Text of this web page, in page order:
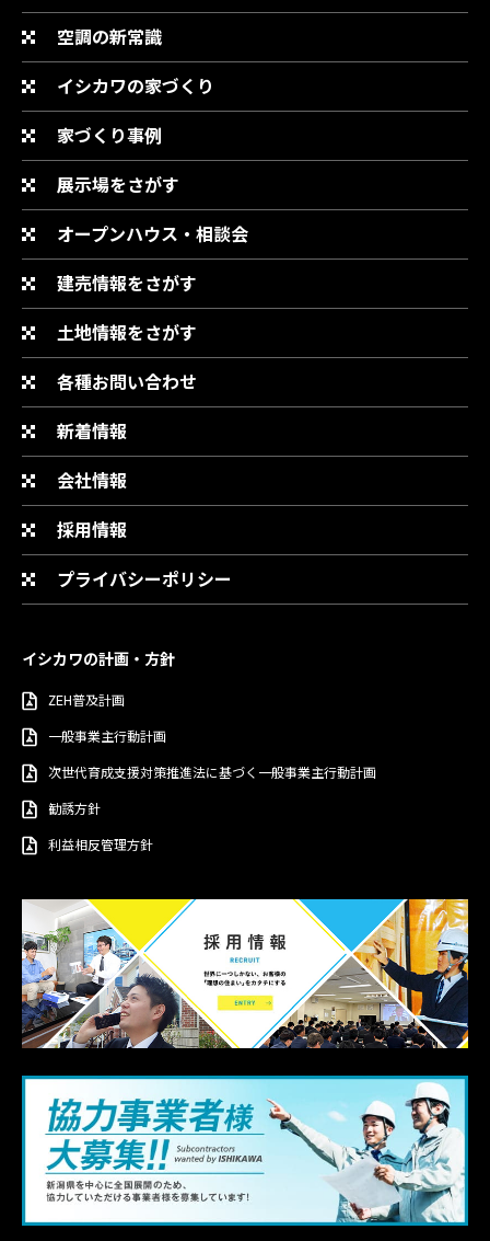
空調の新常識
イシカワの家づくり
家づくり事例
展示場をさがす
オープンハウス・相談会
建売情報をさがす
土地情報をさがす
各種お問い合わせ
新着情報
会社情報
採用情報
プライバシーポリシー
イシカワの計画・方針
ZEH普及計画
一般事業主行動計画
次世代育成支援対策推進法に基づく一般事業主行動計画
勧誘方針
利益相反管理方針